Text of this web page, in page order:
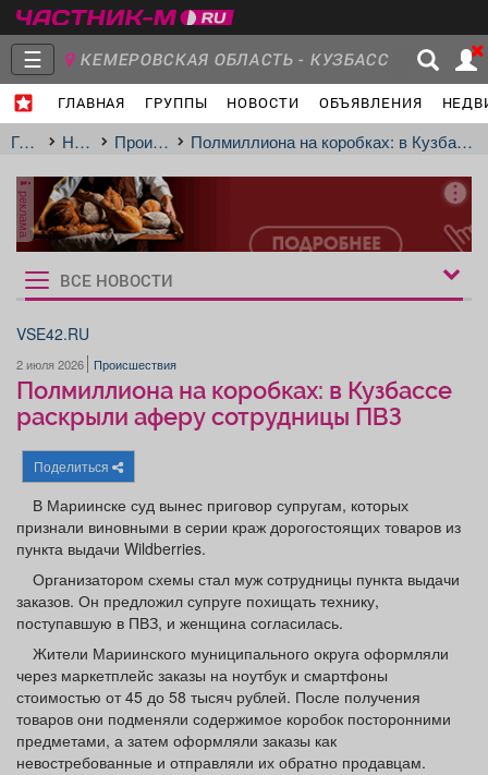
☰ КЕМЕРОВСКАЯ ОБЛАСТЬ - КУЗБАСС
ГЛАВНАЯ ГРУППЫ НОВОСТИ ОБЪЯВЛЕНИЯ
Главная
Группы Новости
Объявления Недвижимость Услуги
Работа Компании
Афиша Обучение Проекты
Товары Поздравления
ТВ программа Я - пенсионер
ГлавнаяНовостиПроисшествия Полмиллиона на коробках: в Кузбассе раскрыли аферу сотрудницы ПВЗ
реклама
Рукбрики
новостей
ВСЕ НОВОСТИ
VSE42.RU
2 июля 2026 Происшествия
Полмиллиона на коробках: в Кузбассе
раскрыли аферу сотрудницы ПВЗ
Поделиться
В Мариинске суд вынес приговор супругам, которых
признали виновными в серии краж дорогостоящих товаров из
пункта выдачи Wildberries.
Организатором схемы стал муж сотрудницы пункта выдачи
заказов. Он предложил супруге похищать технику,
поступавшую в ПВЗ, и женщина согласилась.
Жители Мариинского муниципального округа оформляли
через маркетплейс заказы на ноутбук и смартфоны
стоимостью от 45 до 58 тысяч рублей. После получения
товаров они подменяли содержимое коробок посторонними
предметами, а затем оформляли заказы как
невостребованные и отправляли их обратно продавцам.